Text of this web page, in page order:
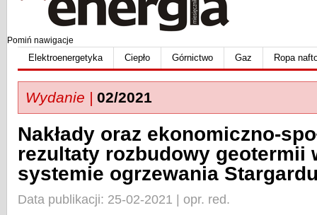
Pomiń nawigacje
Elektroenergetyka Ciepło Górnictwo Gaz Ropa
Wydanie | 02/2021
Nakłady oraz ekonomiczno-
rezultaty rozbudowy geotermii
systemie ogrzewania
Data publikacji: 25-02-2021 | opr. red.